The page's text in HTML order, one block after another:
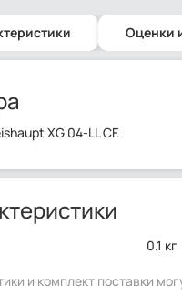
Оценки
XG 04-LL CF.
0.1 кг
и комплект поставки